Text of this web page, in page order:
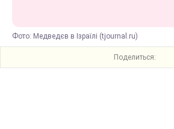
Фото: Медведєв в Ізраїлі (tjournal.ru)
Поделиться: